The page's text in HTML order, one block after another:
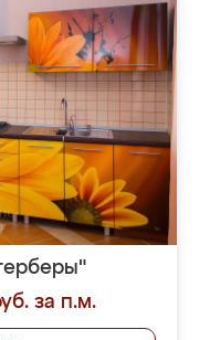
за п.м.